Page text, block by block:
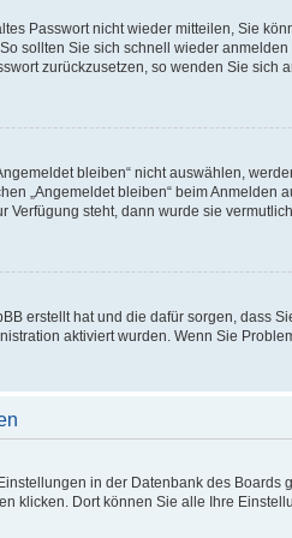
Passwort nicht wieder mitteilen, Sie
sollten Sie sich schnell wieder anmelden
zurückzusetzen, so wenden Sie sich
bleiben“ nicht auswählen,
„Angemeldet bleiben“ beim
Verfügung steht, dann wurde sie
erstellt hat und die dafür sorgen,
aktiviert wurden. Wenn Sie
in der Datenbank des
klicken. Dort können Sie alle Ihre